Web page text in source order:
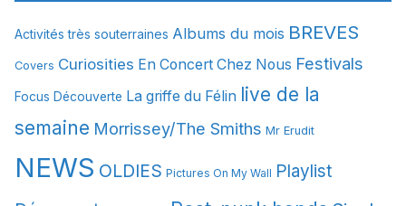
v
e
Activités très souterraines Albums du mois BREVES
Covers Curiosities En Concert Chez Nous Festivals
Focus Découverte La griffe du Félin live de la
semaine Morrissey/The Smiths Mr Erudit
NEWS OLDIES Pictures On My Wall Playlist